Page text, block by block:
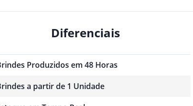
Diferenciais
Produzidos em 48 Horas
a partir de 1 Unidade